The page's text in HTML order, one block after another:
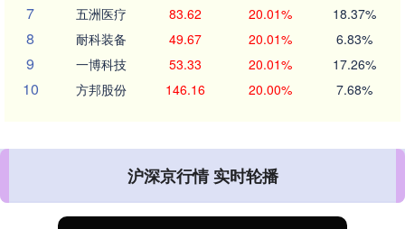
7 五洲医疗 83.62 20.01% 18.37%
8 耐科装备 49.67 20.01% 6.83%
9 一博科技 53.33 20.01% 17.26%
10 方邦股份 146.16 20.00% 7.68%
沪深京行情 实时轮播